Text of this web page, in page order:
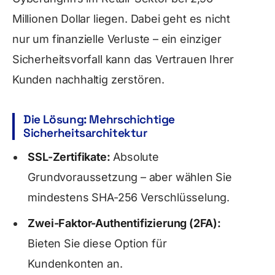
Millionen Dollar liegen. Dabei geht es nicht
nur um finanzielle Verluste – ein einziger
Sicherheitsvorfall kann das Vertrauen Ihrer
Kunden nachhaltig zerstören.
Die Lösung: Mehrschichtige
Sicherheitsarchitektur
SSL-Zertifikate: Absolute
Grundvoraussetzung – aber wählen Sie
mindestens SHA-256 Verschlüsselung.
Zwei-Faktor-Authentifizierung (2FA):
Bieten Sie diese Option für
Kundenkonten an.